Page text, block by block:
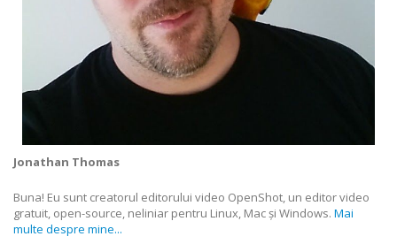
Jonathan Thomas
Buna! Eu sunt creatorul editorului video OpenShot, un editor video
gratuit, open-source, neliniar pentru Linux, Mac și Windows. Mai
multe despre mine...